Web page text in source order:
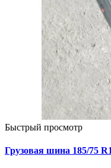
Быстрый просмотр
Грузовая шина 185/75